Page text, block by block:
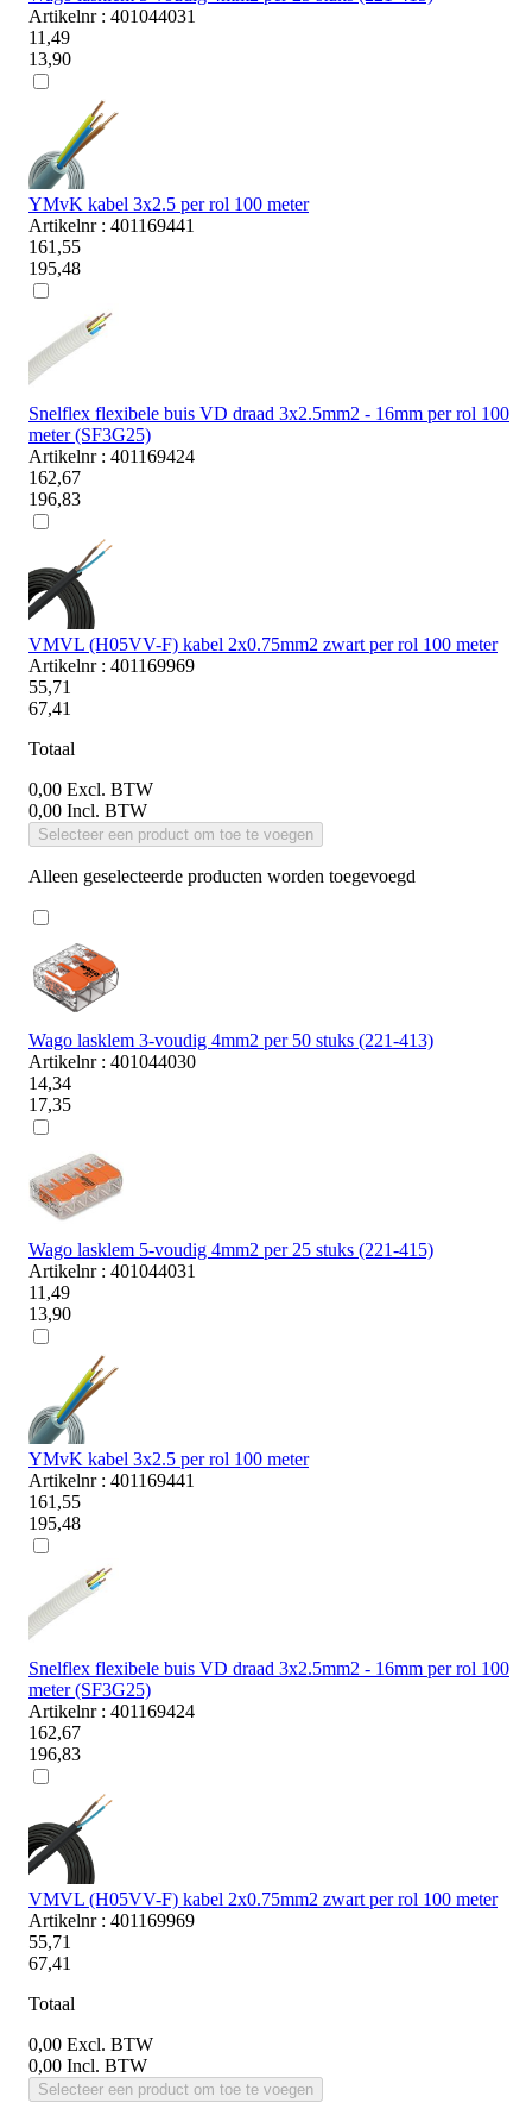
Artikelnr : 401044031
11,49
13,90
YMvK kabel 3x2.5 per rol 100 meter
Artikelnr : 401169441
161,55
195,48
Snelflex flexibele buis VD draad 3x2.5mm2 - 16mm per rol 100
meter (SF3G25)
Artikelnr : 401169424
162,67
196,83
VMVL (H05VV-F) kabel 2x0.75mm2 zwart per rol 100 meter
Artikelnr : 401169969
55,71
67,41
Totaal
0,00 Excl. BTW
0,00 Incl. BTW
Selecteer een product om toe te voegen
Alleen geselecteerde producten worden toegevoegd
Wago lasklem 3-voudig 4mm2 per 50 stuks (221-413)
Artikelnr : 401044030
14,34
17,35
Wago lasklem 5-voudig 4mm2 per 25 stuks (221-415)
Artikelnr : 401044031
11,49
13,90
YMvK kabel 3x2.5 per rol 100 meter
Artikelnr : 401169441
161,55
195,48
Snelflex flexibele buis VD draad 3x2.5mm2 - 16mm per rol 100
meter (SF3G25)
Artikelnr : 401169424
162,67
196,83
VMVL (H05VV-F) kabel 2x0.75mm2 zwart per rol 100 meter
Artikelnr : 401169969
55,71
67,41
Totaal
0,00 Excl. BTW
0,00 Incl. BTW
Selecteer een product om toe te voegen